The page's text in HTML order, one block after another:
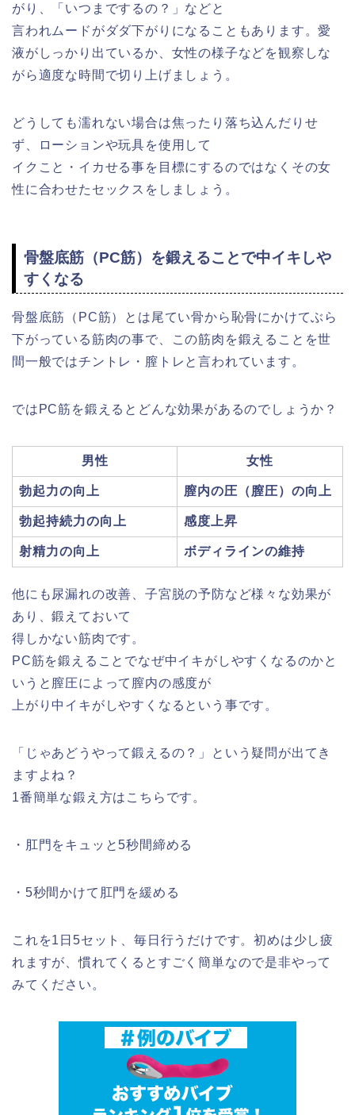
がり、「いつまでするの？」などと
言われムードがダダ下がりになることもあります。愛
液がしっかり出ているか、女性の様子などを観察しな
がら適度な時間で切り上げましょう。
どうしても濡れない場合は焦ったり落ち込んだりせ
ず、ローションや玩具を使用して
イクこと・イカせる事を目標にするのではなくその女
性に合わせたセックスをしましょう。
骨盤底筋（PC筋）を鍛えることで中イキしや
すくなる
骨盤底筋（PC筋）とは尾てい骨から恥骨にかけてぶら
下がっている筋肉の事で、この筋肉を鍛えることを世
間一般ではチントレ・膣トレと言われています。
ではPC筋を鍛えるとどんな効果があるのでしょうか？
男性 女性
勃起力の向上 膣内の圧（膣圧）の向上
勃起持続力の向上 感度上昇
射精力の向上 ボディラインの維持
他にも尿漏れの改善、子宮脱の予防など様々な効果が
あり、鍛えておいて
得しかない筋肉です。
PC筋を鍛えることでなぜ中イキがしやすくなるのかと
いうと膣圧によって膣内の感度が
上がり中イキがしやすくなるという事です。
「じゃあどうやって鍛えるの？」という疑問が出てき
ますよね？
1番簡単な鍛え方はこちらです。
・肛門をキュッと5秒間締める
・5秒間かけて肛門を緩める
これを1日5セット、毎日行うだけです。初めは少し疲
れますが、慣れてくるとすごく簡単なので是非やって
みてください。